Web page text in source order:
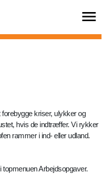
kriser, ulykker og
hvis de indtræffer. Vi rykker
rammer i ind- eller udland.
Arbejdsopgaver.